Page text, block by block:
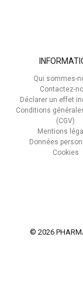
Qui sommes-
Contactez-
Déclarer un effet
Conditions
(CGV)
Mentions
Données
Cookies
© 2026